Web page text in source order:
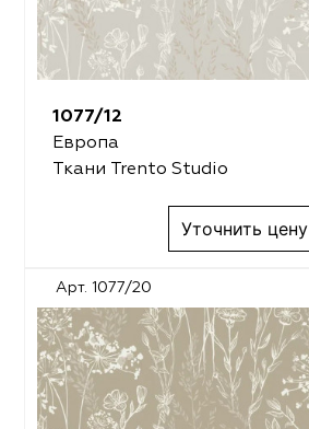
1077/12
Европа
Ткани Trento Studio
Уточнить цену
Арт. 1077/20